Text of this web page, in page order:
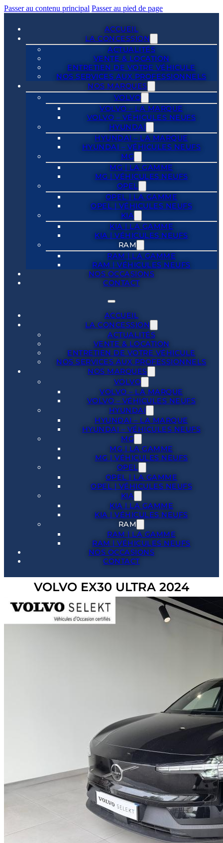
Passer au contenu principal Passer au pied de page
ACCUEIL
LA CONCESSION
ACTUALITÉS
VENTE & LOCATION
ENTRETIEN DE VOTRE VÉHICULE
NOS SERVICES AUX PROFESSIONNELS
NOS MARQUES
VOLVO
VOLVO – LA MARQUE
VOLVO – VÉHICULES NEUFS
HYUNDAI
HYUNDAI – LA MARQUE
HYUNDAI – VÉHICULES NEUFS
MG
MG | LA GAMME
MG | VÉHICULES NEUFS
OPEL
OPEL | LA GAMME
OPEL | VÉHICULES NEUFS
KIA
KIA | LA GAMME
KIA | VÉHICULES NEUFS
RAM
RAM | LA GAMME
RAM | VÉHICULES NEUFS
NOS OCCASIONS
CONTACT
ACCUEIL
LA CONCESSION
ACTUALITÉS
VENTE & LOCATION
ENTRETIEN DE VOTRE VÉHICULE
NOS SERVICES AUX PROFESSIONNELS
NOS MARQUES
VOLVO
VOLVO – LA MARQUE
VOLVO – VÉHICULES NEUFS
HYUNDAI
HYUNDAI – LA MARQUE
HYUNDAI – VÉHICULES NEUFS
MG
MG | LA GAMME
MG | VÉHICULES NEUFS
OPEL
OPEL | LA GAMME
OPEL | VÉHICULES NEUFS
KIA
KIA | LA GAMME
KIA | VÉHICULES NEUFS
RAM
RAM | LA GAMME
RAM | VÉHICULES NEUFS
NOS OCCASIONS
CONTACT
VOLVO EX30 ULTRA 2024